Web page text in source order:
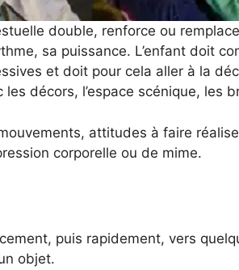
double, renforce ou
sa puissance. L’enfant doit
et doit pour cela aller à la
décors, l’espace scénique, les
attitudes à faire
corporelle ou de mime.
puis rapidement, vers
objet.